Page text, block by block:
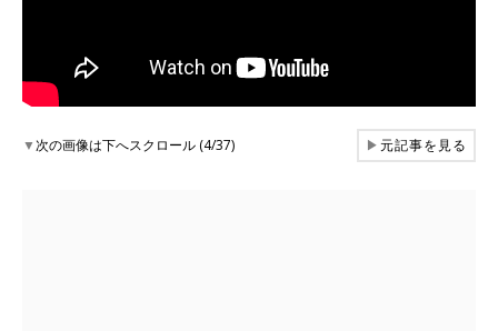
▼次の画像は下へスクロール (4/37) ▶元記事を見る